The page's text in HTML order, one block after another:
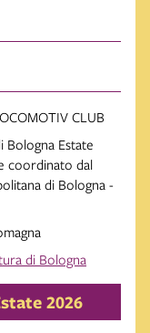
CLUB
Bologna Estate
coordinato dal
di Bologna -
di Bologna
2026